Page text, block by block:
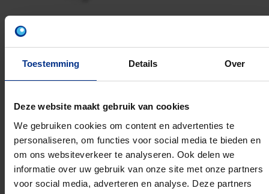
Toestemming Details Over
Deze website maakt gebruik van cookies
We gebruiken cookies om content en advertenties te
personaliseren, om functies voor social media te bieden en
om ons websiteverkeer te analyseren. Ook delen we
informatie over uw gebruik van onze site met onze partners
voor social media, adverteren en analyse. Deze partners
UTP6
16MM 500M
Artikelnummer: 1234002979
EAN: 5420056296458